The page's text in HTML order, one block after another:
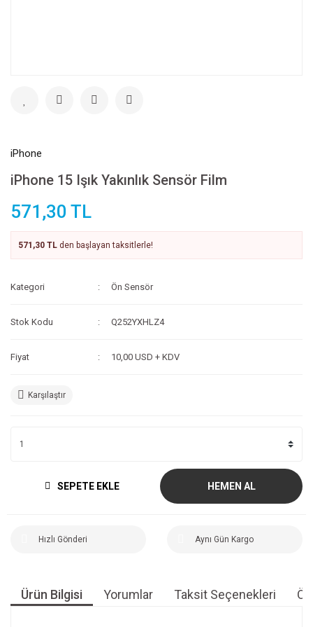
iPhone
iPhone 15 Işık Yakınlık Sensör Film
571,30 TL
571,30 TL den başlayan taksitlerle!
Kategori Ön Sensör
Stok Kodu Q252YXHLZ4
Fiyat 10,00 USD + KDV
Karşılaştır
SEPETE EKLE HEMEN AL
Hızlı Gönderi Aynı Gün Kargo
Ürün Bilgisi Yorumlar Taksit Seçenekleri